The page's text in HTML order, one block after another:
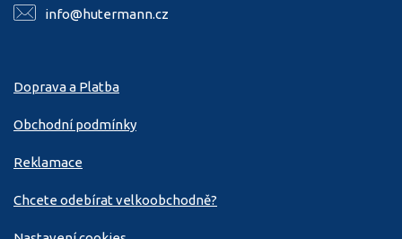
info@hutermann.cz
Doprava a Platba
Obchodní podmínky
Reklamace
Chcete odebírat velkoobchodně?